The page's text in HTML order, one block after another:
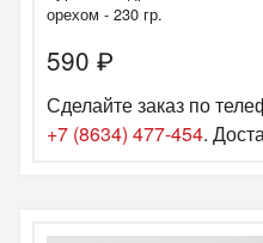
орехом - 230 гр.
590 ₽
Сделайте заказ по
+7 (8634) 477-454.